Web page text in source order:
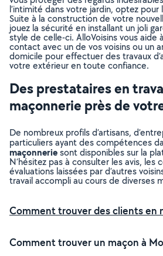
l’intimité dans votre jardin, optez pour
Suite à la construction de votre
jouez la sécurité en installant un joli
style de celle-ci. AlloVoisins vous aide
contact avec un de vos voisins ou un
domicile pour effectuer des travaux
votre extérieur en toute confiance.
Des prestataires en
maçonnerie près de
De nombreux profils d’artisans,
particuliers ayant des compétences
maçonneriesont disponibles sur la
N’hésitez pas à consulter les avis, les
évaluations laissées par d’autres
travail accompli au cours de diverses
Comment trouver des clients en
Comment trouver un maçon à